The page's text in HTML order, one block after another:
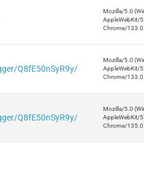
Mozilla/5.0
AppleWebKit/
Chrome/
Q8fE50nSyR9y/
Mozilla/5.0
AppleWebKit/
Chrome/
Q8fE50nSyR9y/
Mozilla/5.0
AppleWebKit/
Chrome/